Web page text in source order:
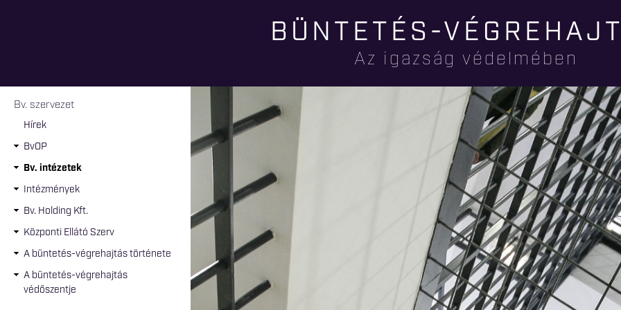
tartalomra
BÜNTETÉS-
Az igazság védelmében
Jelenlegi hely
Bv. szervezet
Hírek
BvOP
Bv. intézetek
Intézmények
Bv. Holding Kft.
Központi Ellátó Szerv
A büntetés-végrehajtás története
A büntetés-végrehajtás
védőszentje